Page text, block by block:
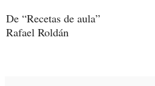
De “Recetas de aula”
Rafael Roldán